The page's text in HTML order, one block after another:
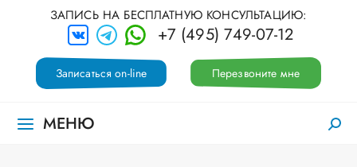
ЗАПИСЬ НА БЕСПЛАТНУЮ КОНСУЛЬТАЦИЮ:
+7 (495) 749-07-12
Перезвоните мне
Записаться on-line
МЕНЮ